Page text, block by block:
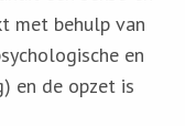
met behulp van
en
en de opzet is